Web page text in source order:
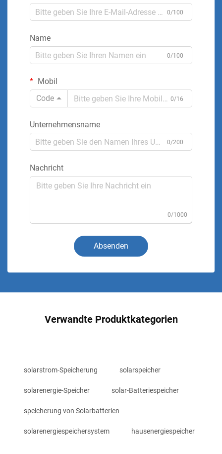
0/100
Name
0/100
Mobil
Code
0/16
Unternehmensname
0/200
Nachricht
0/1000
Absenden
Verwandte Produktkategorien
solarstrom-Speicherung solarspeicher
solarenergie-Speicher solar-Batteriespeicher
speicherung von Solarbatterien
solarenergiespeichersystem hausenergiespeicher